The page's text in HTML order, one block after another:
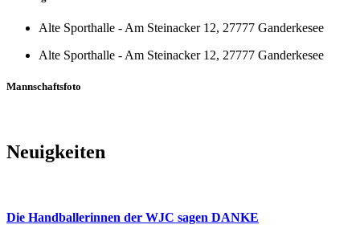
Alte Sporthalle - Am Steinacker 12, 27777 Ganderkesee
Alte Sporthalle - Am Steinacker 12, 27777 Ganderkesee
Mannschaftsfoto
Neuigkeiten
Die Handballerinnen der WJC sagen DANKE